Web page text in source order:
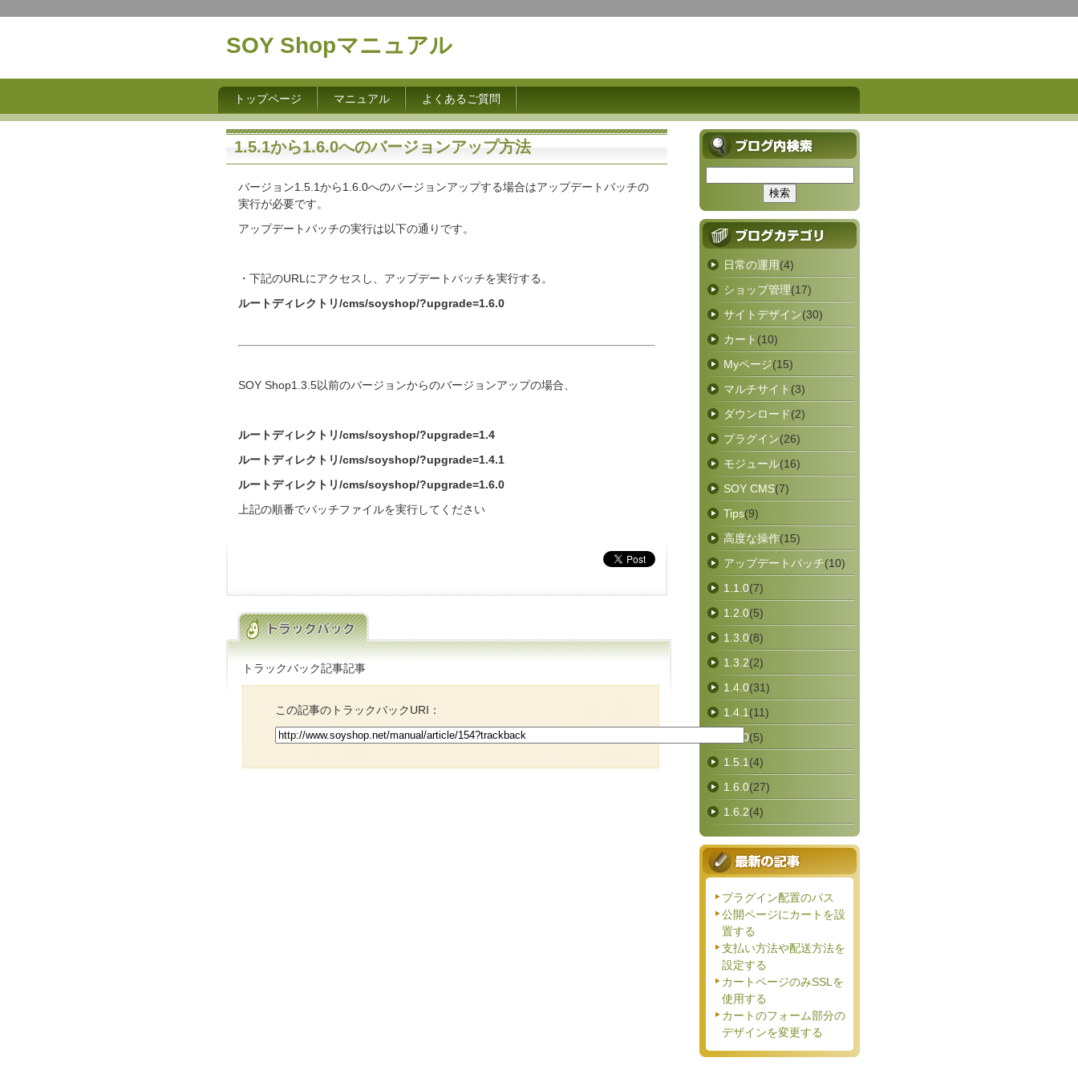
SOY Shopマニュアル
トップページ マニュアル よくあるご質問
日常の運用(4)
ショップ管理(17)
サイトデザイン(30)
カート (10)
Myページ(15)
マルチサイト (3)
ダウンロード(2)
プラグイン(26)
モジュール(16)
SOY CMS(7)
Tips(9)
高度な操作(15)
アップデートバッチ(10)
1.1.0(7)
1.2.0(5)
1.3.0(8)
1.3.2(2)
1.4.0(31)
1.4.1 (11)
1.5.0(5)
1.5.1 (4)
1.6.0(27)
1.6.2(4)
プラグイン配置のパス
公開ページにカートを設
置する
支払い方法や配送方法を
設定する
カートページのみSSLを
使用する
カートのフォーム部分の
デザインを変更する
1.5.1から1.6.0へのバージョンアップ方法
バージョン1.5.1から1.6.0へのバージョンアップする場合はアップデートバッチの
実行が必要です。
アップデートバッチの実行は以下の通りです。
・下記のURLにアクセスし、アップデートバッチを実行する。
ルートディレクトリ/cms/soyshop/?upgrade=1.6.0
SOY Shop1.3.5以前のバージョンからのバージョンアップの場合、
ルートディレクトリ/cms/soyshop/?upgrade=1.4
ルートディレクトリ/cms/soyshop/?upgrade=1.4.1
ルートディレクトリ/cms/soyshop/?upgrade=1.6.0
上記の順番でバッチファイルを実行してください
トラックバック記事記事
この記事のトラックバックURI：